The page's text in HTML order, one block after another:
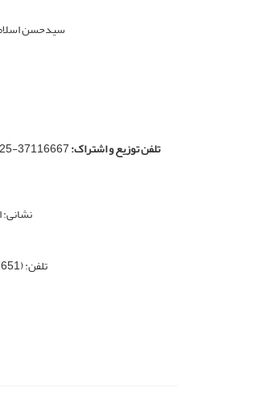
سیدحسن
تلفن توزیع و اشتراک:37116667-025
تلفن: (7651 داخلی) 4 ـ 32208001 (031) دورنگار: 32208005 (031) کد پستی: 8146957571